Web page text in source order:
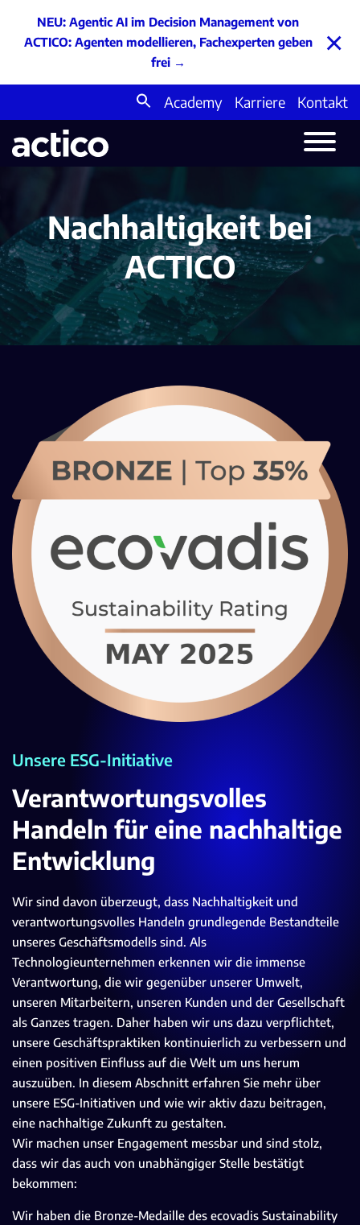
NEU: Agentic AI im Decision Management von
ACTICO: Agenten modellieren, Fachexperten geben
frei→
×
Search
for:
Academy Karriere Kontakt
Nachhaltigkeit bei
ACTICO
Unsere ESG-Initiative
Verantwortungsvolles
Handeln für eine nachhaltige
Entwicklung
Wir sind davon überzeugt, dass Nachhaltigkeit und
verantwortungsvolles Handeln grundlegende Bestandteile
unseres Geschäftsmodells sind. Als
Technologieunternehmen erkennen wir die immense
Verantwortung, die wir gegenüber unserer Umwelt,
unseren Mitarbeitern, unseren Kunden und der Gesellschaft
als Ganzes tragen. Daher haben wir uns dazu verpflichtet,
unsere Geschäftspraktiken kontinuierlich zu verbessern und
einen positiven Einfluss auf die Welt um uns herum
auszuüben. In diesem Abschnitt erfahren Sie mehr über
unsere ESG-Initiativen und wie wir aktiv dazu beitragen,
eine nachhaltige Zukunft zu gestalten.
Wir machen unser Engagement messbar und sind stolz,
dass wir das auch von unabhängiger Stelle bestätigt
bekommen:
Wir haben die Bronze-Medaille des ecovadis Sustainability